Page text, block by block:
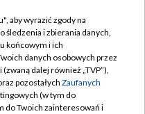
TVP
aby wyrazić zgody na
śledzenia i zbierania danych,
końcowym i ich
danych osobowych przez
dalej również „TVP”),
pozostałych Zaufanych
(w tym do
do Twoich zainteresowań i